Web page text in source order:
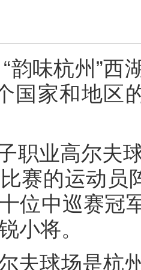
韵味杭州”西
国家和地区
职业高尔夫
赛的运动员
位中巡赛冠
小将。
夫球场是杭